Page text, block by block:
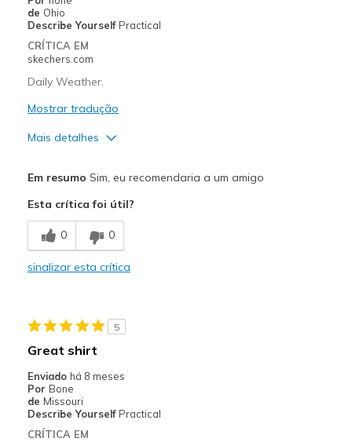
de Ohio
Describe Yourself Practical
CRÍTICA EM
skechers.com
Daily Weather.
Mostrar tradução
Mais detalhes
Breathe Well
Comfortable
Well worth the money
Melhores utilizações
Casual Wear
Going Out
Em resumo Sim, eu recomendaria a um amigo
Esta crítica foi útil?
0 0
sinalizar esta crítica
5
Great shirt
Enviado há 8 meses
Por Bone
de Missouri
Describe Yourself Practical
CRÍTICA EM